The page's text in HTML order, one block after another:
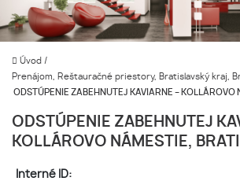
Úvod /
Prenájom, Reštauračné priestory, Bratislavský kraj,
ODSTÚPENIE ZABEHNUTEJ KAVIARNE – KOLLÁROVO
ODSTÚPENIE ZABEHNUTEJ
KOLLÁROVO NÁMESTIE,
Interné ID: